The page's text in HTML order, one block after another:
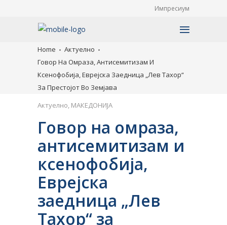
Импресиум
Home
Актуелно
Говор На Омраза, Антисемитизам И
Ксенофобија, Еврејска Заедница „Лев Тахор“
За Престојот Во Земјава
Актуелно, МАКЕДОНИЈА
Говор на омраза,
антисемитизам и
ксенофобија,
Еврејска
заедница „Лев
Тахор“ за